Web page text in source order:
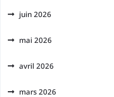
juin 2026
mai 2026
avril 2026
mars 2026